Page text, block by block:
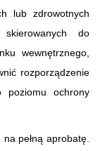
lub zdrowotnych
do
wewnętrznego,
rozporządzenie
poziomu ochrony
pełną aprobatę.